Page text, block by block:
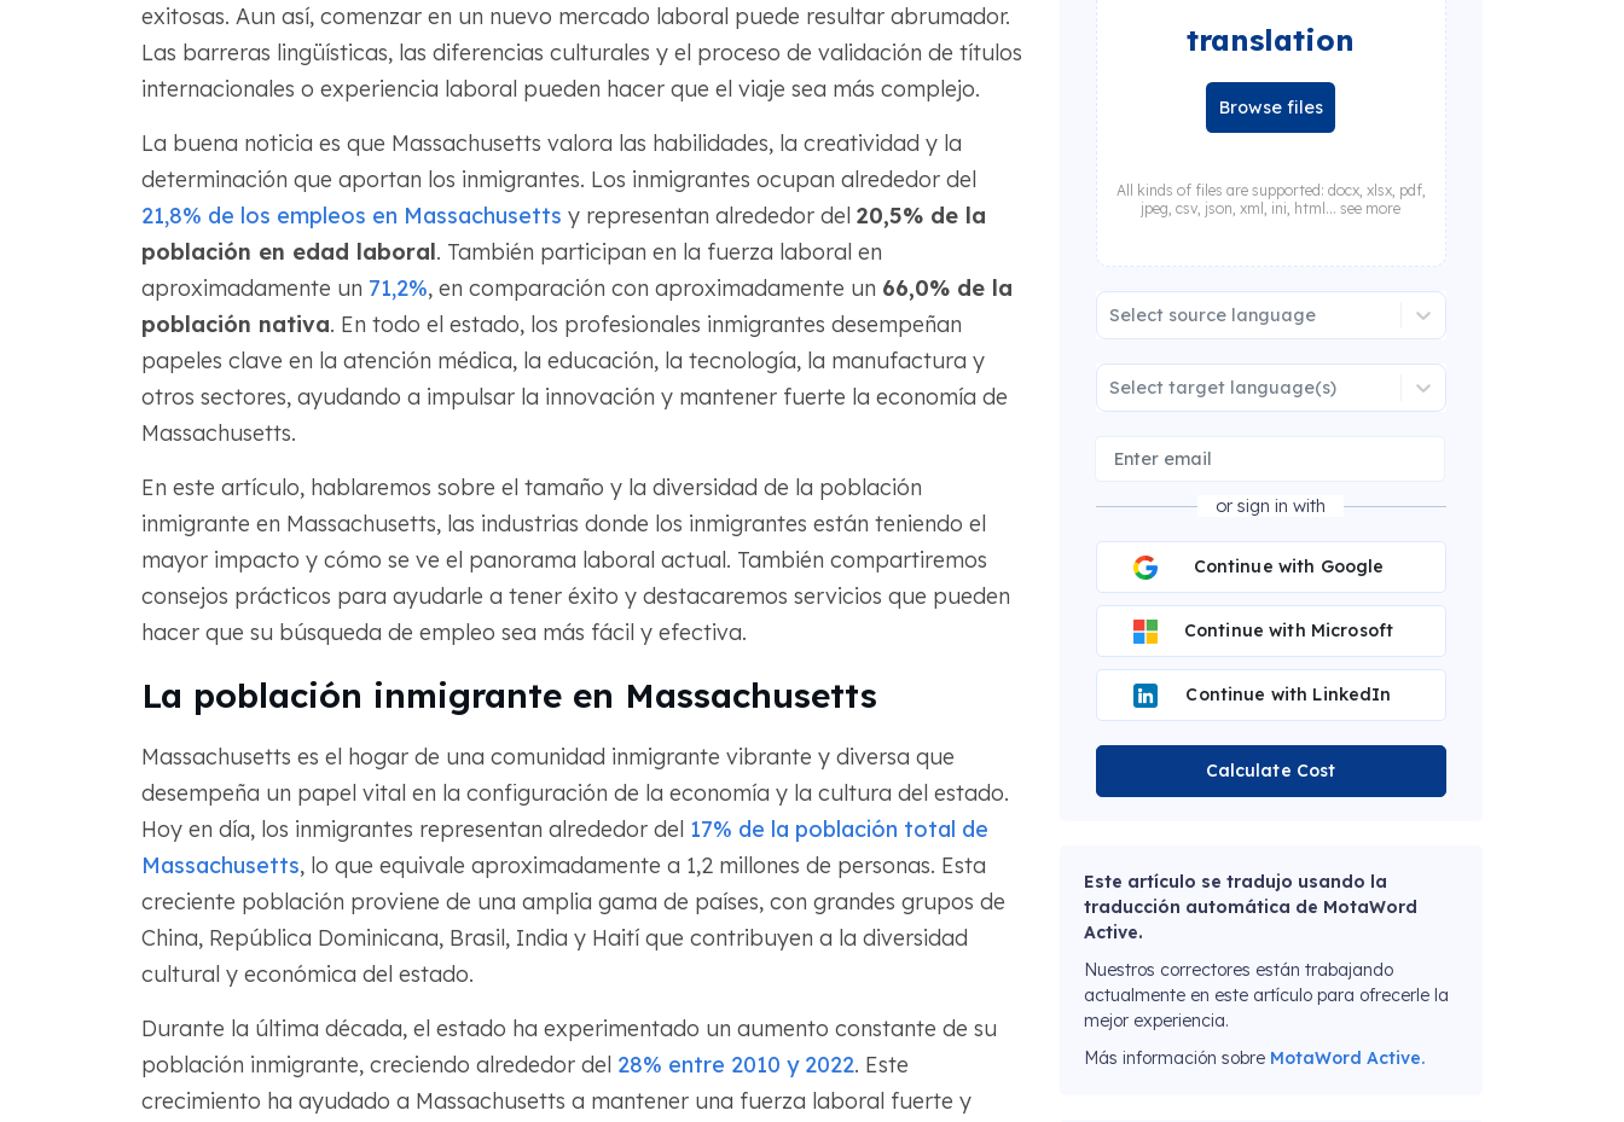
exitosas. Aun así, comenzar en un nuevo mercado laboral puede resultar abrumador.
Las barreras lingüísticas, las diferencias culturales y el proceso de validación de títulos
internacionales o experiencia laboral pueden hacer que el viaje sea más complejo.
La buena noticia es que Massachusetts valora las habilidades, la creatividad y la
determinación que aportan los inmigrantes. Los inmigrantes ocupan alrededor del
21,8% de los empleos en Massachusetts y representan alrededor del 20,5% de la
población en edad laboral. También participan en la fuerza laboral en
aproximadamente un 71,2%, en comparación con aproximadamente un 66,0% de la
población nativa. En todo el estado, los profesionales inmigrantes desempeñan
papeles clave en la atención médica, la educación, la tecnología, la manufactura y
otros sectores, ayudando a impulsar la innovación y mantener fuerte la economía de
Massachusetts.
En este artículo, hablaremos sobre el tamaño y la diversidad de la población
inmigrante en Massachusetts, las industrias donde los inmigrantes están teniendo el
mayor impacto y cómo se ve el panorama laboral actual. También compartiremos
consejos prácticos para ayudarle a tener éxito y destacaremos servicios que pueden
hacer que su búsqueda de empleo sea más fácil y efectiva.
La población inmigrante en Massachusetts
Massachusetts es el hogar de una comunidad inmigrante vibrante y diversa que
desempeña un papel vital en la configuración de la economía y la cultura del estado.
Hoy en día, los inmigrantes representan alrededor del 17% de la población total de
Massachusetts, lo que equivale aproximadamente a 1,2 millones de personas. Esta
creciente población proviene de una amplia gama de países, con grandes grupos de
China, República Dominicana, Brasil, India y Haití que contribuyen a la diversidad
cultural y económica del estado.
Durante la última década, el estado ha experimentado un aumento constante de su
población inmigrante, creciendo alrededor del 28% entre 2010 y 2022. Este
crecimiento ha ayudado a Massachusetts a mantener una fuerza laboral fuerte y
translation
Browse files
All kinds of files are supported: docx, xlsx, pdf,
jpeg, csv, json, xml, ini, html... see more
Select source language
Select target language(s)
or sign in with
Continue with Google
Continue with Microsoft
Continue with LinkedIn
Calculate Cost
Este artículo se tradujo usando la
traducción automática de MotaWord
Active.
Nuestros correctores están trabajando
actualmente en este artículo para ofrecerle la
mejor experiencia.
Más información sobre MotaWord Active.